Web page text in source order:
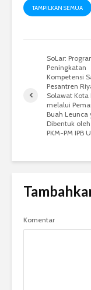
TAMPILKAN SEMUA
SoLar:
Peningkatan
Kompetensi
Pesantren
Solawat Kota
melalui
Buah Leunca
Dibentuk
PKM-PM IPB
Komentar